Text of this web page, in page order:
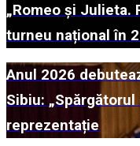
„Romeo și Julieta.
turneu național în
Anul 2026
Sibiu:
reprezentație